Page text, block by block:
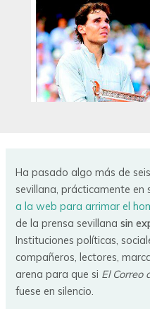
Ha pasado algo más de
sevillana, prácticamente
a la web para arrimar el
de la prensa sevillana sin
Instituciones políticas,
compañeros, lectores,
arena para que si El Correo
fuese en silencio.